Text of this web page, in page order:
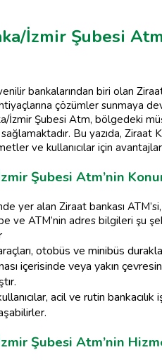
İzmir Şubesi
bankalarından biri olan
çözümler sunmaya
İzmir Şubesi Atm, bölgedeki
Bu yazıda, Ziraat
ve kullanıcılar için
Şubesi Atm’nin
yer alan Ziraat bankası
ve ATM’nin adres bilgileri şu
otobüs ve minibüs
içerisinde veya yakın
acil ve rutin
Şubesi Atm’nin